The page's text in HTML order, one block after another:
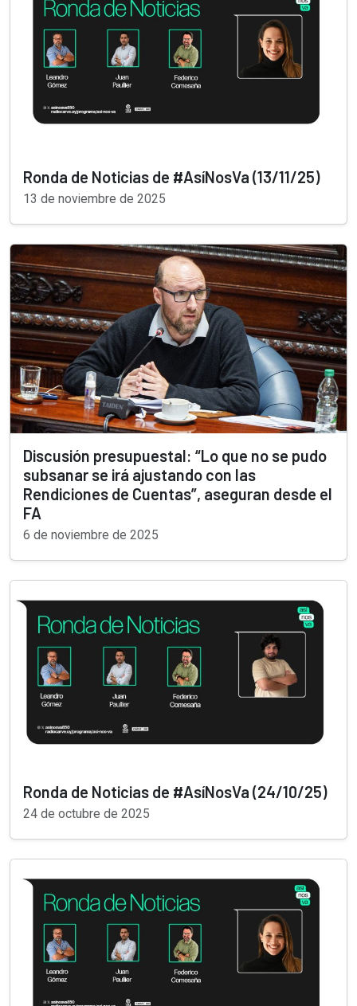
Ronda de Noticias de #AsíNosVa (13/11/25)
13 de noviembre de 2025
Discusión presupuestal: “Lo que no se pudo
subsanar se irá ajustando con las
Rendiciones de Cuentas”, aseguran desde el
FA
6 de noviembre de 2025
Ronda de Noticias de #AsíNosVa (24/10/25)
24 de octubre de 2025